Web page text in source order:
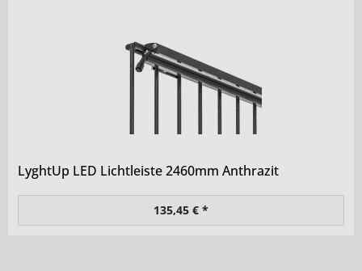
LyghtUp LED Lichtleiste 2460mm Anthrazit
135,45 € *